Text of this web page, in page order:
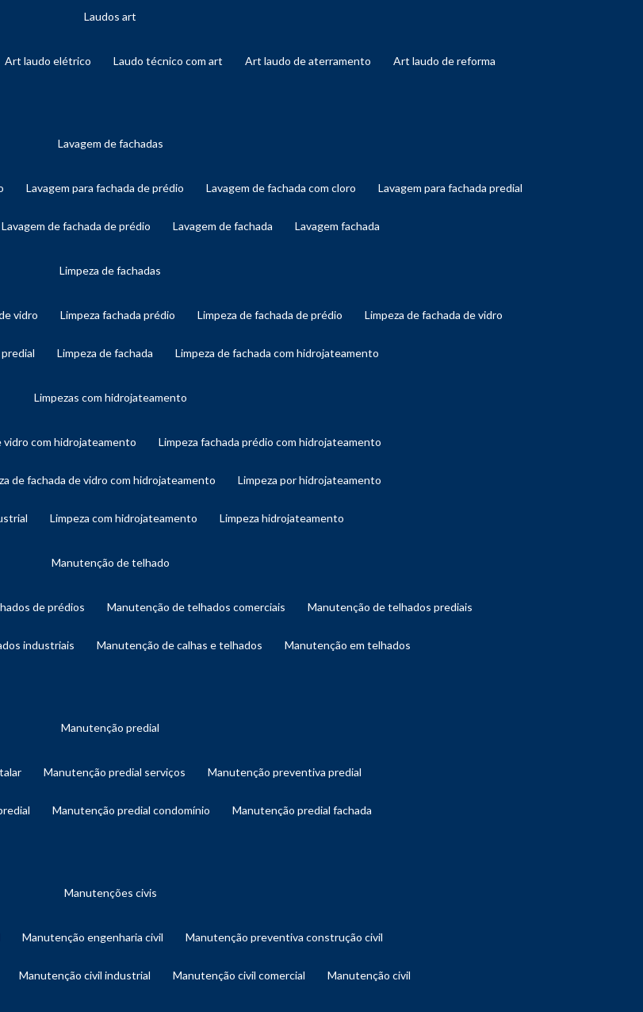
laudos art
art laudo elétrico laudo técnico com art art laudo de aterramento art laudo de reforma
lavagem de fachadas
lavagem para fachada de prédio lavagem de fachada com cloro lavagem para fachada predial
lavagem de fachada de prédio lavagem de fachada lavagem fachada
limpeza de fachadas
vidro limpeza fachada prédio limpeza de fachada de prédio limpeza de fachada de vidro
predial limpeza de fachada limpeza de fachada com hidrojateamento
limpezas com hidrojateamento
vidro com hidrojateamento limpeza fachada prédio com hidrojateamento
de fachada de vidro com hidrojateamento limpeza por hidrojateamento
limpeza com hidrojateamento limpeza hidrojateamento
manutenção de telhado
de prédios manutenção de telhados comerciais manutenção de telhados prediais
industriais manutenção de calhas e telhados manutenção em telhados
manutenção predial
manutenção predial serviços manutenção preventiva predial
manutenção predial condomínio manutenção predial fachada
manutenções civis
manutenção engenharia civil manutenção preventiva construção civil
manutenção civil industrial manutenção civil comercial manutenção civil